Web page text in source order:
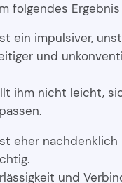
folgendes Ergebnis
ein impulsiver,
und
ihm nicht leicht,
eher nachdenklich
und